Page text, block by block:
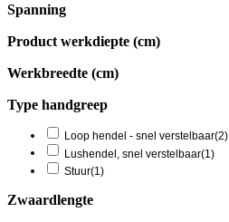
Spanning
Product werkdiepte (cm)
Werkbreedte (cm)
Type handgreep
Loop hendel - snel verstelbaar(2)
Lushendel, snel verstelbaar(1)
Stuur(1)
Zwaardlengte